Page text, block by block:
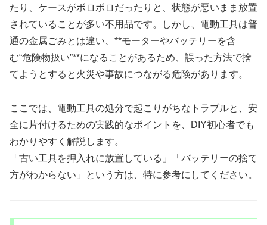
たり、ケースがボロボロだったりと、状態が悪いまま放置
されていることが多い不用品です。しかし、電動工具は普
通の金属ごみとは違い、**モーターやバッテリーを含
む“危険物扱い”**になることがあるため、誤った方法で捨
てようとすると火災や事故につながる危険があります。
ここでは、電動工具の処分で起こりがちなトラブルと、安
全に片付けるための実践的なポイントを、DIY初心者でも
わかりやすく解説します。
「古い工具を押入れに放置している」「バッテリーの捨て
方がわからない」という方は、特に参考にしてください。